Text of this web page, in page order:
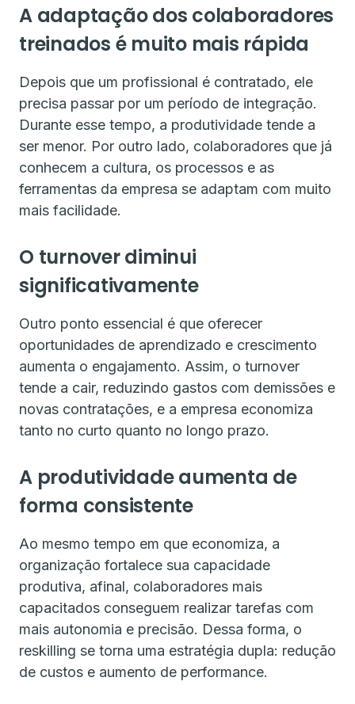
A adaptação dos colaboradores
treinados é muito mais rápida
Depois que um profissional é contratado, ele
precisa passar por um período de integração.
Durante esse tempo, a produtividade tende a
ser menor. Por outro lado, colaboradores que já
conhecem a cultura, os processos e as
ferramentas da empresa se adaptam com muito
mais facilidade.
O turnover diminui
significativamente
Outro ponto essencial é que oferecer
oportunidades de aprendizado e crescimento
aumenta o engajamento. Assim, o turnover
tende a cair, reduzindo gastos com demissões e
novas contratações, e a empresa economiza
tanto no curto quanto no longo prazo.
A produtividade aumenta de
forma consistente
Ao mesmo tempo em que economiza, a
organização fortalece sua capacidade
produtiva, afinal, colaboradores mais
capacitados conseguem realizar tarefas com
mais autonomia e precisão. Dessa forma, o
reskilling se torna uma estratégia dupla: redução
de custos e aumento de performance.